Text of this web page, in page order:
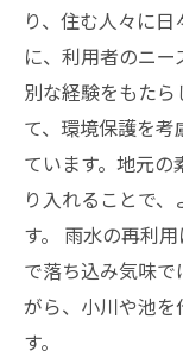
り、住む人々に
に、利用者のニ
別な経験をもた
て、環境保護を
ています。地元
り入れることで
す。 雨水の再利
で落ち込み気味
がら、小川や池
す。